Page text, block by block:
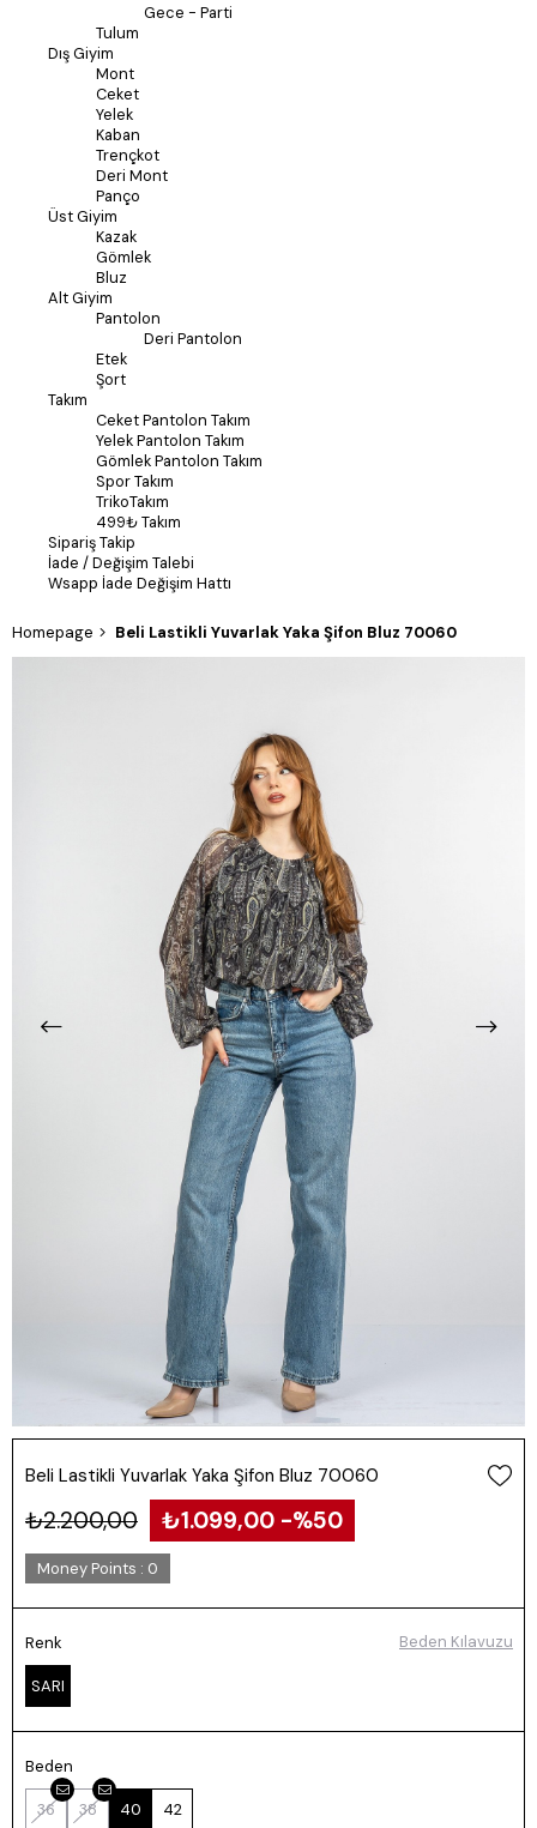
Gece - Parti
Tulum
Dış Giyim
Mont
Ceket
Yelek
Kaban
Trençkot
Deri Mont
Panço
Üst Giyim
Kazak
Gömlek
Bluz
Alt Giyim
Pantolon
Deri Pantolon
Etek
Şort
Takım
Ceket Pantolon Takım
Yelek Pantolon Takım
Gömlek Pantolon Takım
Spor Takım
TrikoTakım
499₺ Takım
Sipariş Takip
İade / Değişim Talebi
Wsapp İade Değişim Hattı
Homepage Beli Lastikli Yuvarlak Yaka Şifon Bluz 70060
Beli Lastikli Yuvarlak Yaka Şifon Bluz 70060
₺2.200,00 ₺1.099,00 50
Money Points : 0
Renk
SARI
Beden
36 38 40 42
Beden Kılavuzu